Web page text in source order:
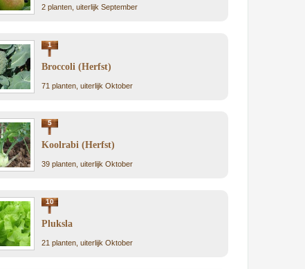
2 planten, uiterlijk September
1
Broccoli (Herfst)
71 planten, uiterlijk Oktober
5
Koolrabi (Herfst)
39 planten, uiterlijk Oktober
10
Pluksla
21 planten, uiterlijk Oktober